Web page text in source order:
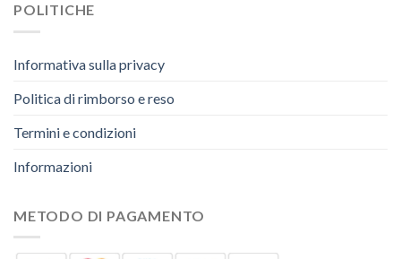
POLITICHE
Informativa sulla privacy
Politica di rimborso e reso
Termini e condizioni
Informazioni
METODO DI PAGAMENTO